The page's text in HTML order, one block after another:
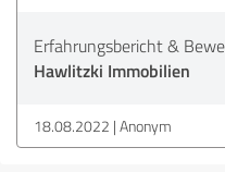
Erfahrungsbericht &
Hawlitzki Immobilien
18.08.2022 Anonym